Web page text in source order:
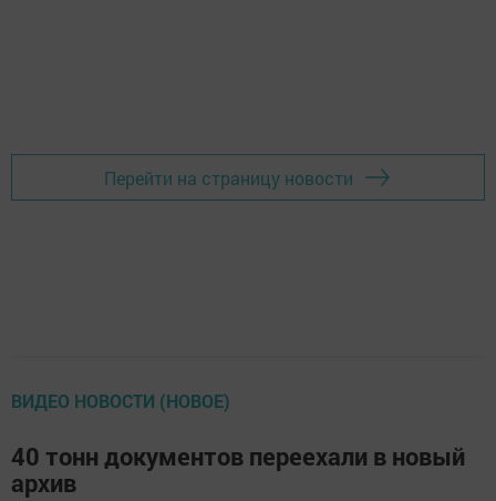
Перейти на страницу новости
ВИДЕО НОВОСТИ (НОВОЕ)
40 тонн документов переехали в новый
архив